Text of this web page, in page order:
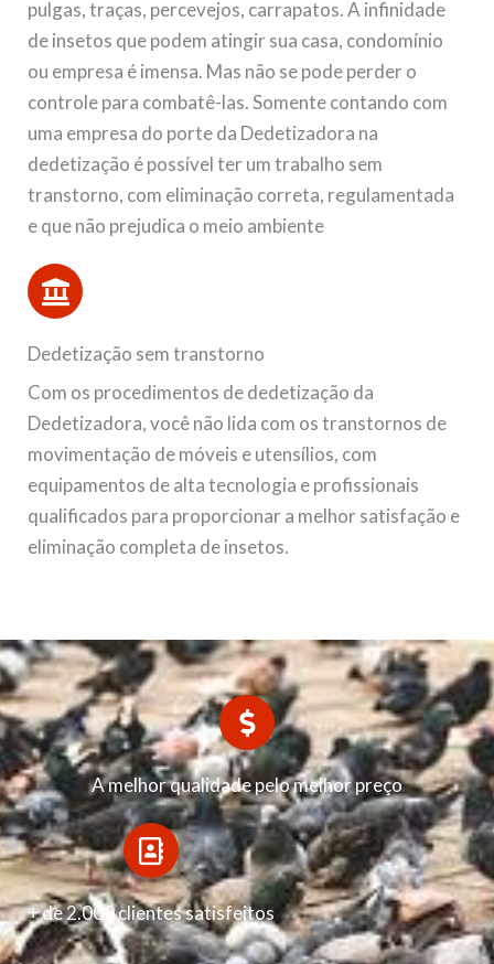
pulgas, traças, percevejos, carrapatos. A infinidade
de insetos que podem atingir sua casa, condomínio
ou empresa é imensa. Mas não se pode perder o
controle para combatê-las. Somente contando com
uma empresa do porte da Dedetizadora na
dedetização é possível ter um trabalho sem
transtorno, com eliminação correta, regulamentada
e que não prejudica o meio ambiente
Dedetização sem transtorno
Com os procedimentos de dedetização da
Dedetizadora, você não lida com os transtornos de
movimentação de móveis e utensílios, com
equipamentos de alta tecnologia e profissionais
qualificados para proporcionar a melhor satisfação e
eliminação completa de insetos.
A melhor qualidade pelo melhor preço
+ de 2.000 clientes satisfeitos